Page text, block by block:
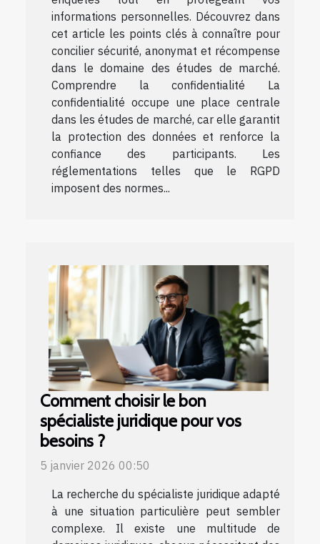
informations personnelles. Découvrez dans
cet article les points clés à connaître pour
concilier sécurité, anonymat et récompense
dans le domaine des études de marché.
Comprendre la confidentialité La
confidentialité occupe une place centrale
dans les études de marché, car elle garantit
la protection des données et renforce la
confiance des participants. Les
réglementations telles que le RGPD
imposent des normes...
Comment choisir le bon
spécialiste juridique pour vos
besoins ?
5 janvier 2026 00:50
La recherche du spécialiste juridique adapté
à une situation particulière peut sembler
complexe. Il existe une multitude de